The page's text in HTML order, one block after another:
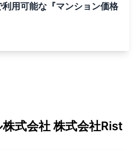
用可能な『マンション価格
式会社 株式会社Rist